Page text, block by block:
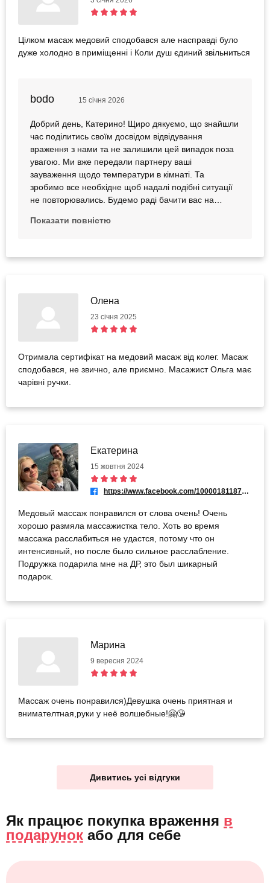
Цілком масаж медовий сподобався але насправді було
дуже холодно в приміщенні і Коли душ єдиний звільниться
bodo 15 січня 2026
Добрий день, Катерино! Щиро дякуємо, що знайшли
час поділитись своїм досвідом відвідування
враження з нами та не залишили цей випадок поза
увагою. Ми вже передали партнеру ваші
зауваження щодо температури в кімнаті. Та
зробимо все необхідне щоб надалі подібні ситуації
не повторювались. Будемо раді бачити вас на
очікування
Показати повністю
Олена
23 січня 2025
Отримала сертифікат на медовий масаж від колег. Масаж
сподобався, не звично, але приємно. Масажист Ольга має
чарівні ручки.
Екатерина
15 жовтня 2024
https://www.facebook.com/100001811873277
Медовый массаж понравился от слова очень! Очень
хорошо размяла массажистка тело. Хоть во время
массажа расслабиться не удастся, потому что он
интенсивный, но после было сильное расслабление.
Подружка подарила мне на ДР, это был шикарный
подарок.
Марина
9 вересня 2024
Массаж очень понравился)Девушка очень приятная и
внимателтная,руки у неё волшебные!🤗😘
Дивитись усі відгуки
Як працює покупка враження в
подарунок або для себе